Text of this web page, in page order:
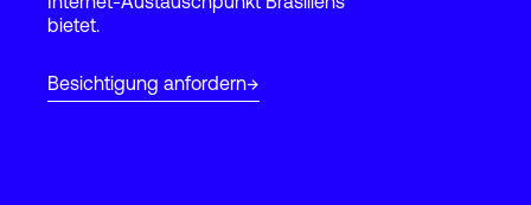
bietet.
Besichtigung anfordern